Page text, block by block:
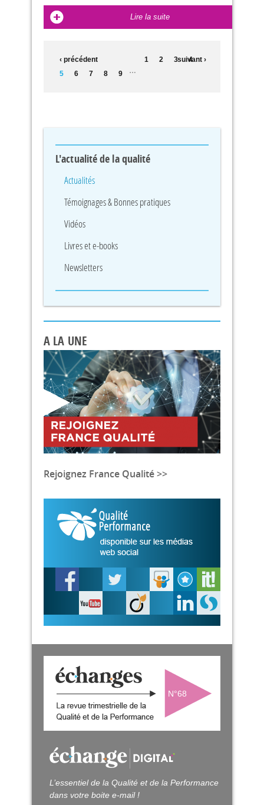
Lire la suite
PAGES
‹ précédent 1 2 3
4
5
6 7 8 9 …
suivant ›
L'actualité de la qualité
Actualités
Témoignages & Bonnes pratiques
Vidéos
Livres et e-books
Newsletters
A LA UNE
Rejoignez France Qualité >>
N°68
L’essentiel de la Qualité et de la Performance
dans votre boite e-mail !